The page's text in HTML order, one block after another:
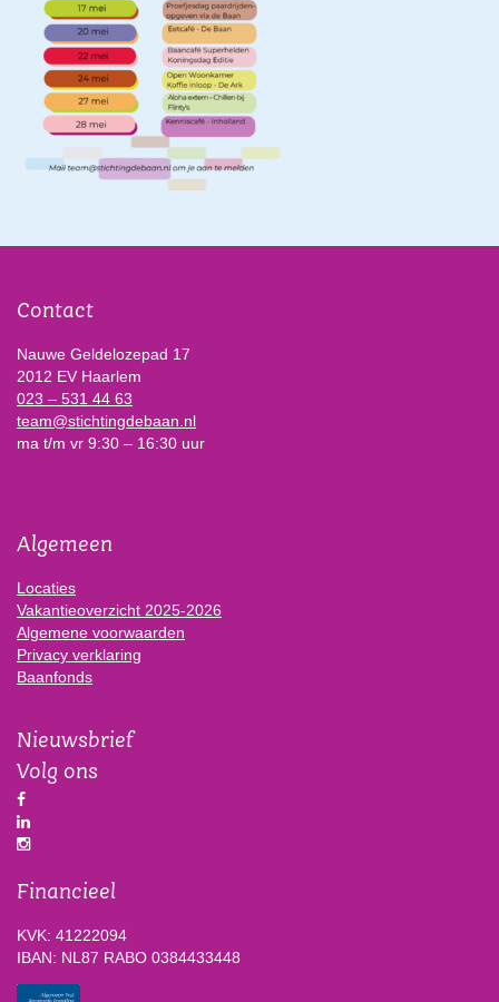
Contact
Nauwe Geldelozepad 17
2012 EV Haarlem
023 – 531 44 63
team@stichtingdebaan.nl
ma t/m vr 9:30 – 16:30 uur
Algemeen
Locaties
Vakantieoverzicht 2025-2026
Algemene voorwaarden
Privacy verklaring
Baanfonds
Nieuwsbrief
Volg ons
Financieel
KVK: 41222094
IBAN: NL87 RABO 0384433448